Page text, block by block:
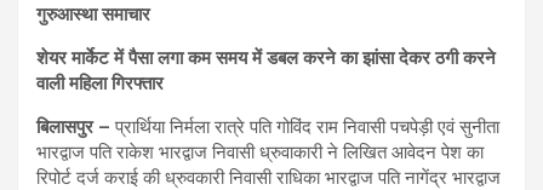
गुरुआस्था समाचार
शेयर मार्केट में पैसा लगा कम समय में डबल करने का झांसा देकर ठगी करने
वाली महिला गिरफ्तार
बिलासपुर – प्रार्थिया निर्मला रात्रे पति गोविंद राम निवासी पचपेड़ी एवं सुनीता
भारद्वाज पति राकेश भारद्वाज निवासी ध्रुवाकारी ने लिखित आवेदन पेश का
रिपोर्ट दर्ज कराई की ध्रुवकारी निवासी राधिका भारद्वाज पति नागेंद्र भारद्वाज